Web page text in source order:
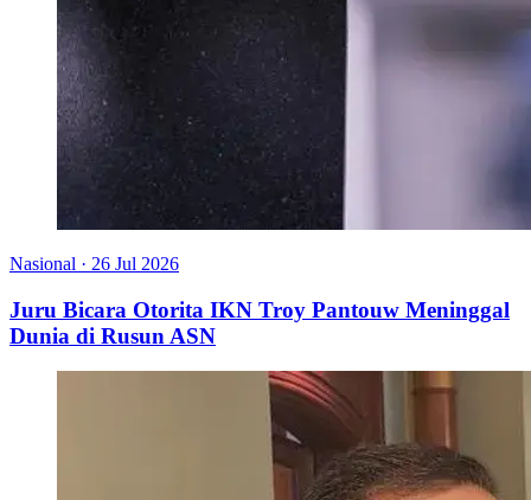
Nasional · 26 Jul 2026
Juru Bicara Otorita IKN Troy Pantouw Meninggal
Dunia di Rusun ASN